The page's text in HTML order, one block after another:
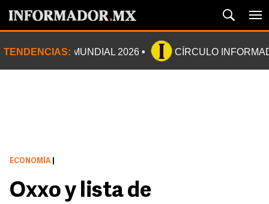
TENDENCIAS: MUNDIAL 2026 CÍRCULO
ECONOMÍA
Oxxo y lista de